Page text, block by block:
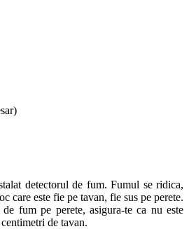
detectorul de fum. Fumul se ridica,
care este fie pe tavan, fie sus pe perete.
fum pe perete, asigura-te ca nu este
de tavan.